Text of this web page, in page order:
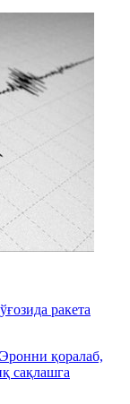
ракета
қоралаб,
сақлашга